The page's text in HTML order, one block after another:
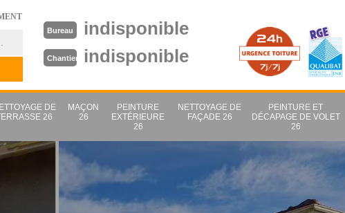
Bureau indisponible
Chantier indisponible
DE
26
MAÇON
26
PEINTURE
EXTÉRIEURE
26
NETTOYAGE DE
FAÇADE 26
PEINTURE ET
DÉCAPAGE DE VOLET
26